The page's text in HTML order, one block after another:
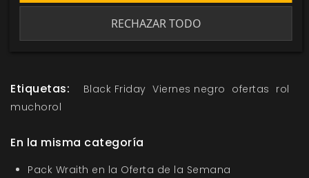
Me gusta esto
Etiquetas: Black Friday Viernes negro ofertas rol
muchorol
En la misma categoría
Pack Wraith en la Oferta de la Semana
RECHAZAR TODO